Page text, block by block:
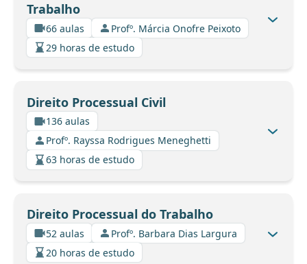
Trabalho
66 aulas
Profº. Márcia Onofre Peixoto
29 horas de estudo
Direito Processual Civil
136 aulas
Profº. Rayssa Rodrigues Meneghetti
63 horas de estudo
Direito Processual do Trabalho
52 aulas
Profº. Barbara Dias Largura
20 horas de estudo